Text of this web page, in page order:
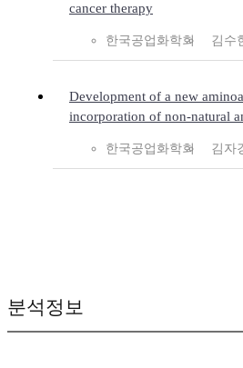
cancer therapy
한국공업화학회 김수
Development of a new
incorporation of non-natural
한국공업화학회 김자
분석정보